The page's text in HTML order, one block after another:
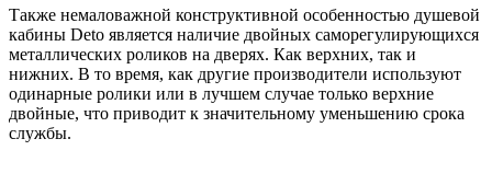
Также немаловажной конструктивной особенностью душевой
кабины Deto является наличие двойных саморегулирующихся
металлических роликов на дверях. Как верхних, так и
нижних. В то время, как другие производители используют
одинарные ролики или в лучшем случае только верхние
двойные, что приводит к значительному уменьшению срока
службы.